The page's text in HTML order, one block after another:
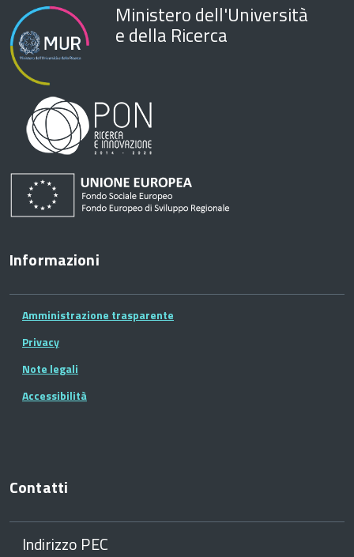
Ministero dell'Università
e della Ricerca
Informazioni
Amministrazione trasparente
Privacy
Note legali
Accessibilità
Contatti
Indirizzo PEC